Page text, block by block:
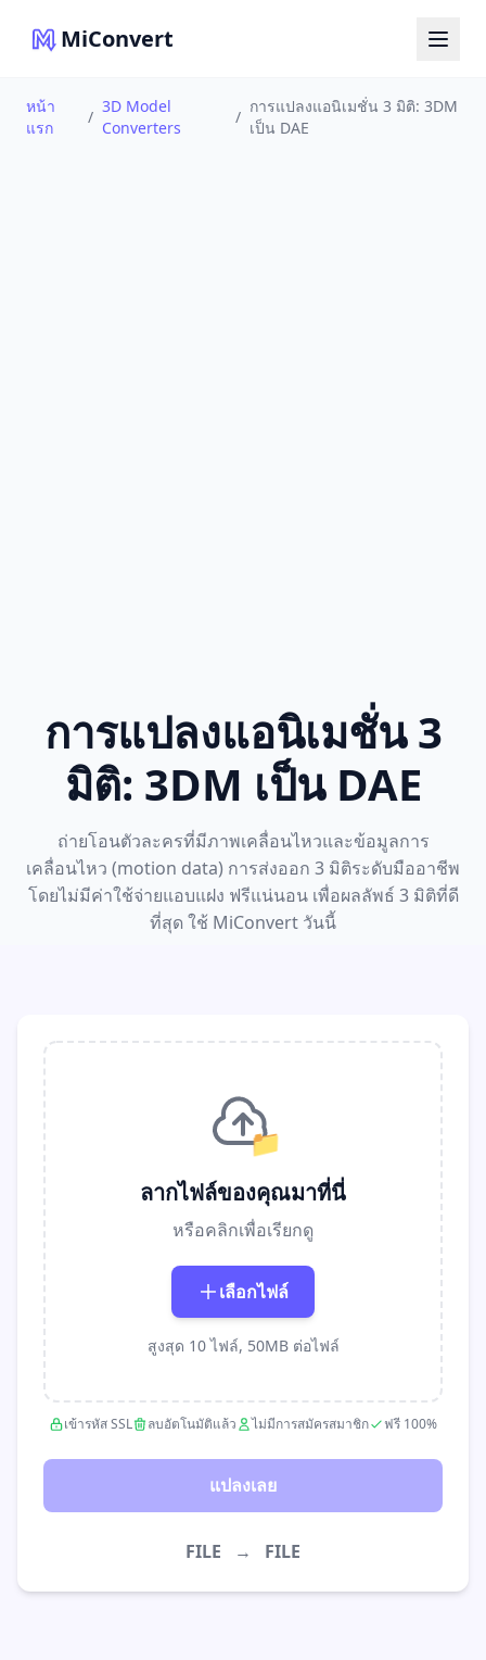
MiConvert
หน้า
แรก
/
3D Model
Converters
/
การแปลงแอนิเมชั่น 3 มิติ: 3DM
เป็น DAE
การแปลงแอนิเมชั่น 3
มิติ: 3DM เป็น DAE
ถ่ายโอนตัวละครที่มีภาพเคลื่อนไหวและข้อมูลการ
เคลื่อนไหว (motion data) การส่งออก 3 มิติระดับมืออาชีพ
โดยไม่มีค่าใช้จ่ายแอบแฝง ฟรีแน่นอน เพื่อผลลัพธ์ 3 มิติที่ดี
ที่สุด ใช้ MiConvert วันนี้
📁
ลากไฟล์ของคุณมาที่นี่
หรือคลิกเพื่อเรียกดู
เลือกไฟล์
สูงสุด 10 ไฟล์, 50MB ต่อไฟล์
เข้ารหัส SSL ลบอัตโนมัติแล้ว ไม่มีการสมัครสมาชิก ฟรี 100%
แปลงเลย
FILE → FILE